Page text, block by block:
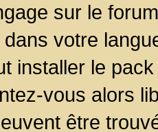
sur le
votre
installer le
vous alors
être